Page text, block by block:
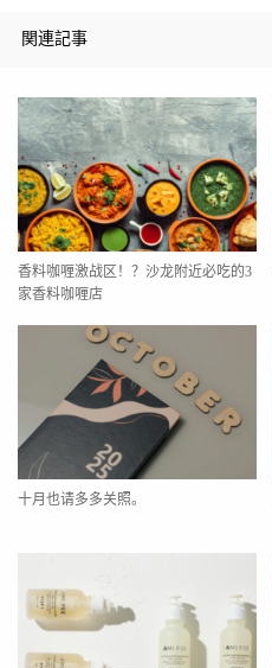
関連記事
香料咖喱激战区！？沙龙附近必吃的3
家香料咖喱店
十月也请多多关照。